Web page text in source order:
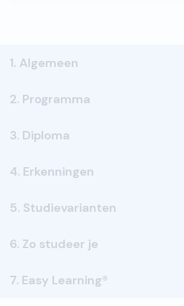
1. Algemeen
2. Programma
3. Diploma
4. Erkenningen
5. Studievarianten
6. Zo studeer je
7. Easy Learning®